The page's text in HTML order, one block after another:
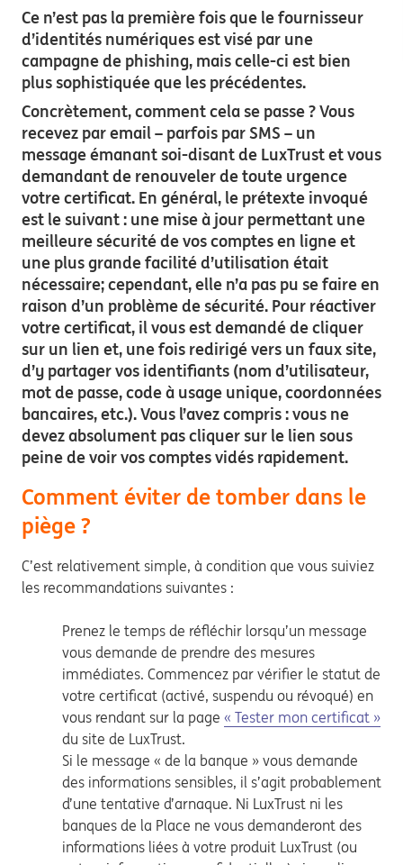
Ce n’est pas la première fois que le fournisseur
d’identités numériques est visé par une
campagne de phishing, mais celle-ci est bien
plus sophistiquée que les précédentes.
Concrètement, comment cela se passe ? Vous
recevez par email – parfois par SMS – un
message émanant soi-disant de LuxTrust et vous
demandant de renouveler de toute urgence
votre certificat. En général, le prétexte invoqué
est le suivant : une mise à jour permettant une
meilleure sécurité de vos comptes en ligne et
une plus grande facilité d’utilisation était
nécessaire; cependant, elle n’a pas pu se faire en
raison d’un problème de sécurité. Pour réactiver
votre certificat, il vous est demandé de cliquer
sur un lien et, une fois redirigé vers un faux site,
d’y partager vos identifiants (nom d’utilisateur,
mot de passe, code à usage unique, coordonnées
bancaires, etc.). Vous l’avez compris : vous ne
devez absolument pas cliquer sur le lien sous
peine de voir vos comptes vidés rapidement.
Comment éviter de tomber dans le
piège ?
C’est relativement simple, à condition que vous suiviez
les recommandations suivantes :
Prenez le temps de réfléchir lorsqu’un message
vous demande de prendre des mesures
immédiates. Commencez par vérifier le statut de
votre certificat (activé, suspendu ou révoqué) en
vous rendant sur la page « Tester mon certificat »
du site de LuxTrust.
Si le message « de la banque » vous demande
des informations sensibles, il s’agit probablement
d’une tentative d’arnaque. Ni LuxTrust ni les
banques de la Place ne vous demanderont des
informations liées à votre produit LuxTrust (ou